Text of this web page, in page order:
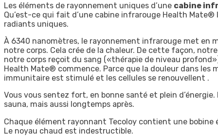
Les éléments de rayonnement uniques d’une cabine
Qu’est-ce qui fait d’une cabine infrarouge Health
radiants uniques.
À 6340 nanomètres, le rayonnement infrarouge met en
notre corps. Cela crée de la chaleur. De cette façon,
notre corps reçoit du sang («thérapie de niveau
Health Mate® commence. Parce que la douleur dans
immunitaire est stimulé et les cellules se renouvellent .
Vous vous sentez fort, en bonne santé et plein
sauna, mais aussi longtemps après.
Chaque élément rayonnant Tecoloy contient une
Le noyau chaud est indestructible.